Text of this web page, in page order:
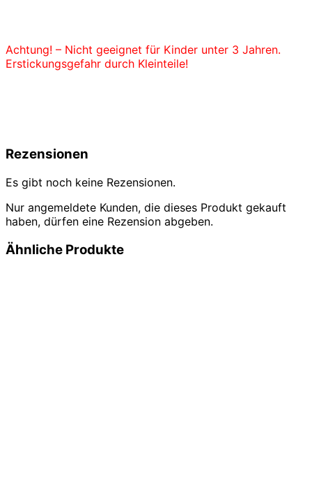
Achtung! – Nicht geeignet für Kinder unter 3 Jahren.
Erstickungsgefahr durch Kleinteile!
Rezensionen
Es gibt noch keine Rezensionen.
Nur angemeldete Kunden, die dieses Produkt gekauft
haben, dürfen eine Rezension abgeben.
Ähnliche Produkte